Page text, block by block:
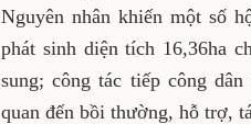
Nguyên nhân khiến một số
phát sinh diện tích 16,36ha
sung; công tác tiếp công
quan đến bồi thường, hỗ trợ,